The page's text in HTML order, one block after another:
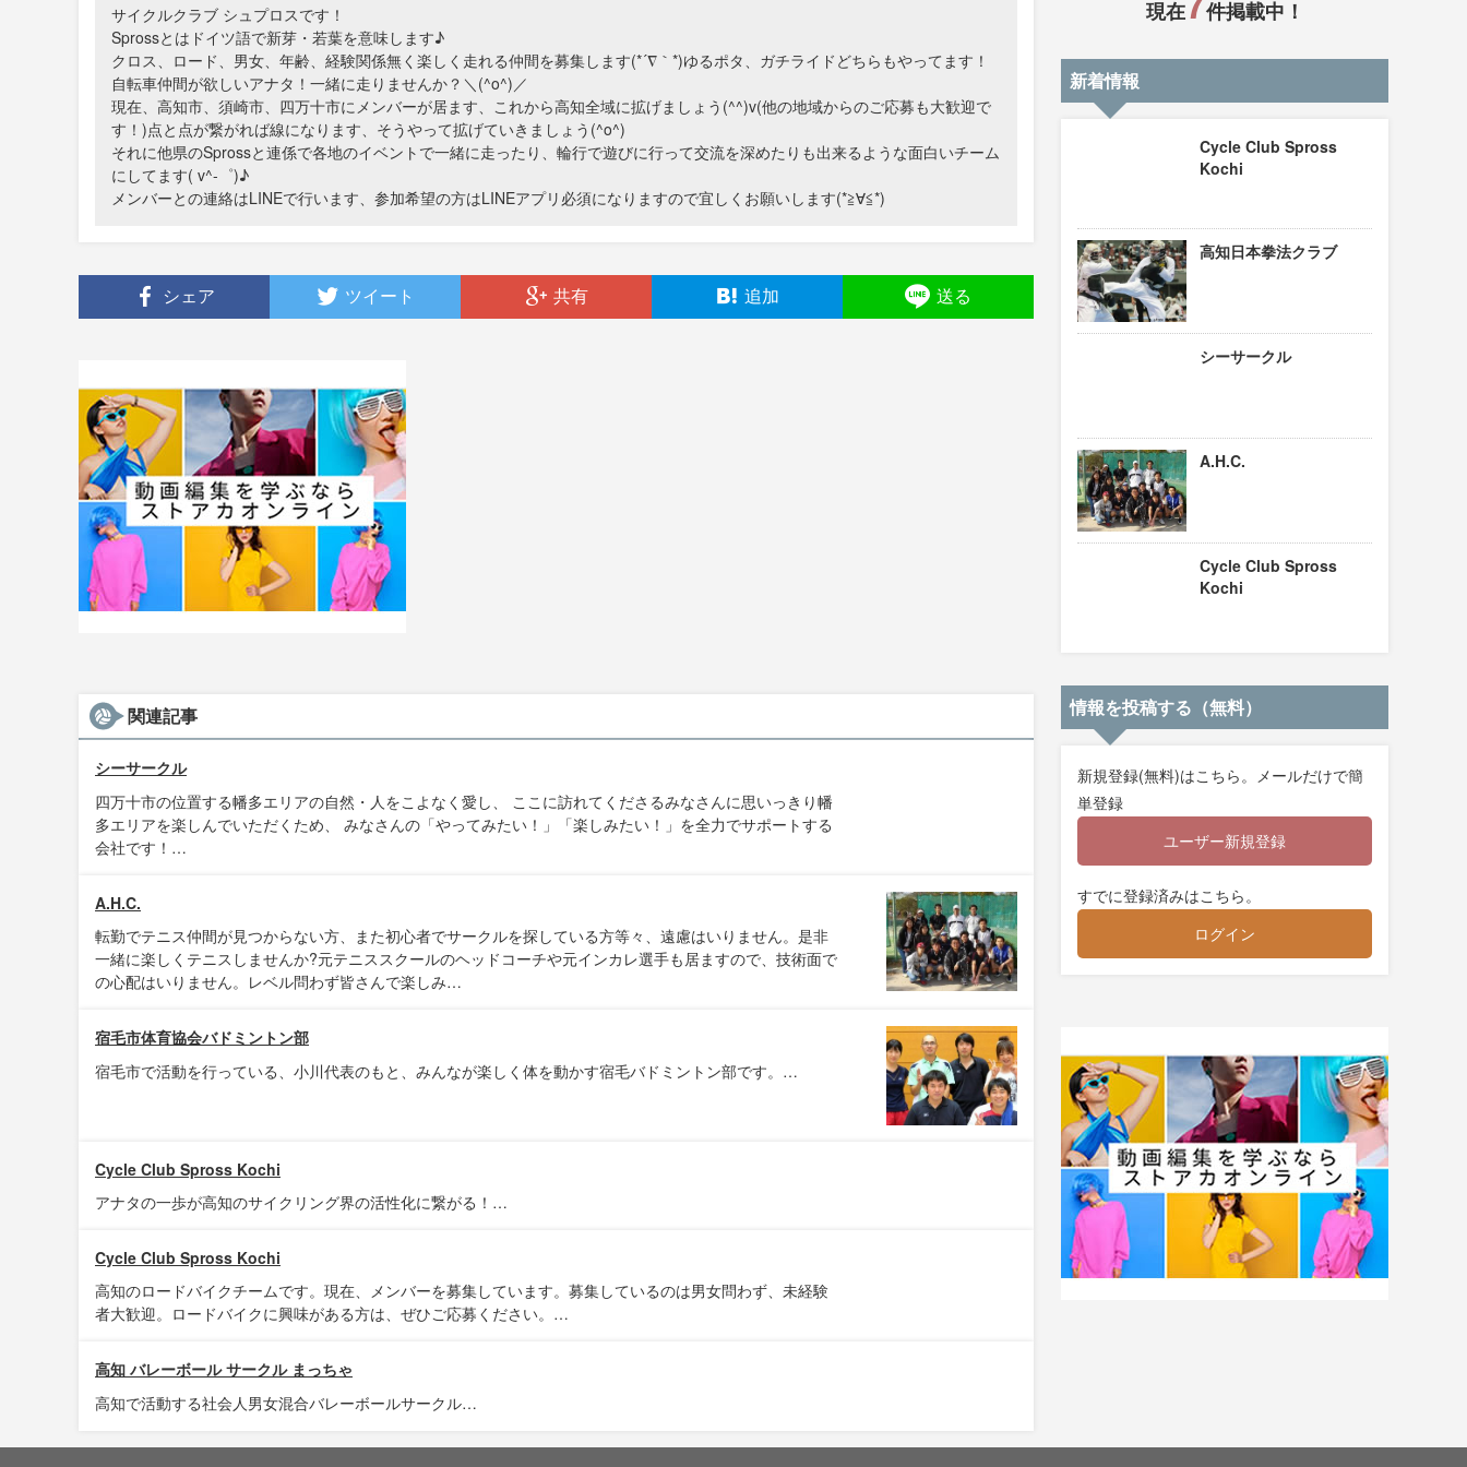
サイクルクラブ シュプロスです！
Sprossとはドイツ語で新芽・若葉を意味します♪
クロス、ロード、男女、年齢、経験関係無く楽しく走れる仲間を募集します(*´∇｀*)ゆるポタ、ガチライドどちらもやってます！
自転車仲間が欲しいアナタ！一緒に走りませんか？＼(^o^)／
現在、高知市、須崎市、四万十市にメンバーが居ます、これから高知全域に拡げましょう(^^)v(他の地域からのご応募も大歓迎で
す！)点と点が繋がれば線になります、そうやって拡げていきましょう(^o^)
それに他県のSprossと連係で各地のイベントで一緒に走ったり、輪行で遊びに行って交流を深めたりも出来るような面白いチーム
にしてます( v^-゜)♪
メンバーとの連絡はLINEで行います、参加希望の方はLINEアプリ必須になりますので宜しくお願いします(*≧∀≦*)
シェア ツイート 共有 追加 送る
関連記事
シーサークル
四万十市の位置する幡多エリアの自然・人をこよなく愛し、 ここに訪れてくださるみなさんに思いっきり幡
多エリアを楽しんでいただくため、 みなさんの「やってみたい！」「楽しみたい！」を全力でサポートする
会社です！…
A.H.C.
転勤でテニス仲間が見つからない方、また初心者でサークルを探している方等々、遠慮はいりません。是非
一緒に楽しくテニスしませんか?元テニススクールのヘッドコーチや元インカレ選手も居ますので、技術面で
の心配はいりません。レベル問わず皆さんで楽しみ…
宿毛市体育協会バドミントン部
宿毛市で活動を行っている、小川代表のもと、みんなが楽しく体を動かす宿毛バドミントン部です。…
Cycle Club Spross Kochi
アナタの一歩が高知のサイクリング界の活性化に繋がる！…
Cycle Club Spross Kochi
高知のロードバイクチームです。現在、メンバーを募集しています。募集しているのは男女問わず、未経験
者大歓迎。ロードバイクに興味がある方は、ぜひご応募ください。…
高知 バレーボール サークル まっちゃ
高知で活動する社会人男女混合バレーボールサークル…
現在 件掲載中！
新着情報
Cycle Club Spross
Kochi
高知日本拳法クラブ
シーサークル
A.H.C.
Cycle Club Spross
Kochi
情報を投稿する（無料）
新規登録(無料)はこちら。メールだけで簡
単登録
ユーザー新規登録
すでに登録済みはこちら。
ログイン